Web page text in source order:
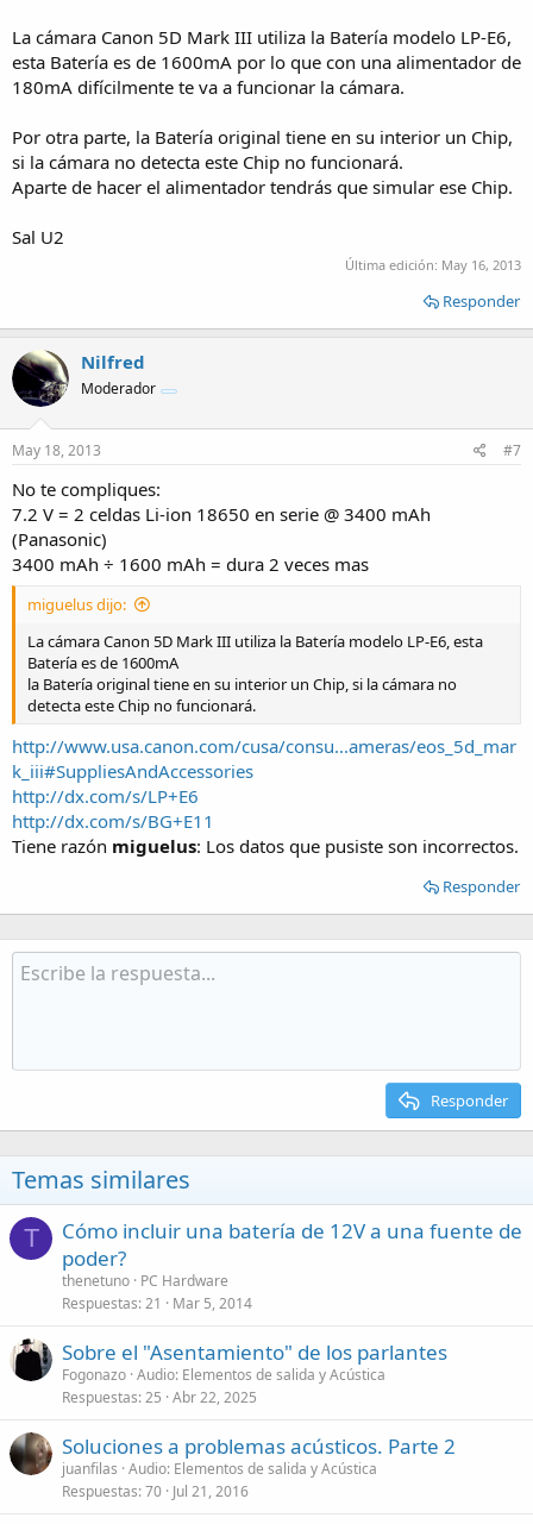
La cámara Canon 5D Mark III utiliza la Batería modelo LP-E6,
esta Batería es de 1600mA por lo que con una alimentador de
180mA difícilmente te va a funcionar la cámara.
Por otra parte, la Batería original tiene en su interior un Chip,
si la cámara no detecta este Chip no funcionará.
Aparte de hacer el alimentador tendrás que simular ese Chip.
Sal U2
Última edición: May 16, 2013
Responder
Nilfred
Moderador
May 18, 2013 #7
No te compliques:
7.2 V = 2 celdas Li-ion 18650 en serie @ 3400 mAh
(Panasonic)
3400 mAh ÷ 1600 mAh = dura 2 veces mas
miguelus dijo:
La cámara Canon 5D Mark III utiliza la Batería modelo LP-E6, esta
Batería es de 1600mA
la Batería original tiene en su interior un Chip, si la cámara no
detecta este Chip no funcionará.
http://www.usa.canon.com/cusa/consu...ameras/eos_5d_mar
k_iii#SuppliesAndAccessories
http://dx.com/s/LP+E6
http://dx.com/s/BG+E11
Tiene razón miguelus: Los datos que pusiste son incorrectos.
Responder
Responder
Temas similares
T
Cómo incluir una batería de 12V a una fuente de
poder?
thenetuno PC Hardware
Respuestas 21 Mar 5, 2014
Sobre el "Asentamiento" de los parlantes
Fogonazo Audio: Elementos de salida y Acústica
Respuestas 25 Abr 22, 2025
Soluciones a problemas acústicos. Parte 2
juanfilas Audio: Elementos de salida y Acústica
Respuestas 70 Jul 21, 2016